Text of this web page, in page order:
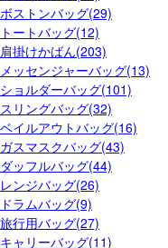
ボストンバッグ(29)
トートバッグ(12)
肩掛けかばん(203)
メッセンジャーバッグ(13)
ショルダーバッグ(101)
スリングバッグ(32)
ベイルアウトバッグ(16)
ガスマスクバッグ(43)
ダッフルバッグ(44)
レンジバッグ(26)
ドラムバッグ(9)
旅行用バッグ(27)
キャリーバッグ(11)